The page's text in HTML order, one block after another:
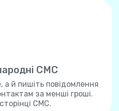
СМС
й пишіть повідомлення
за менші гроші.
СМС.